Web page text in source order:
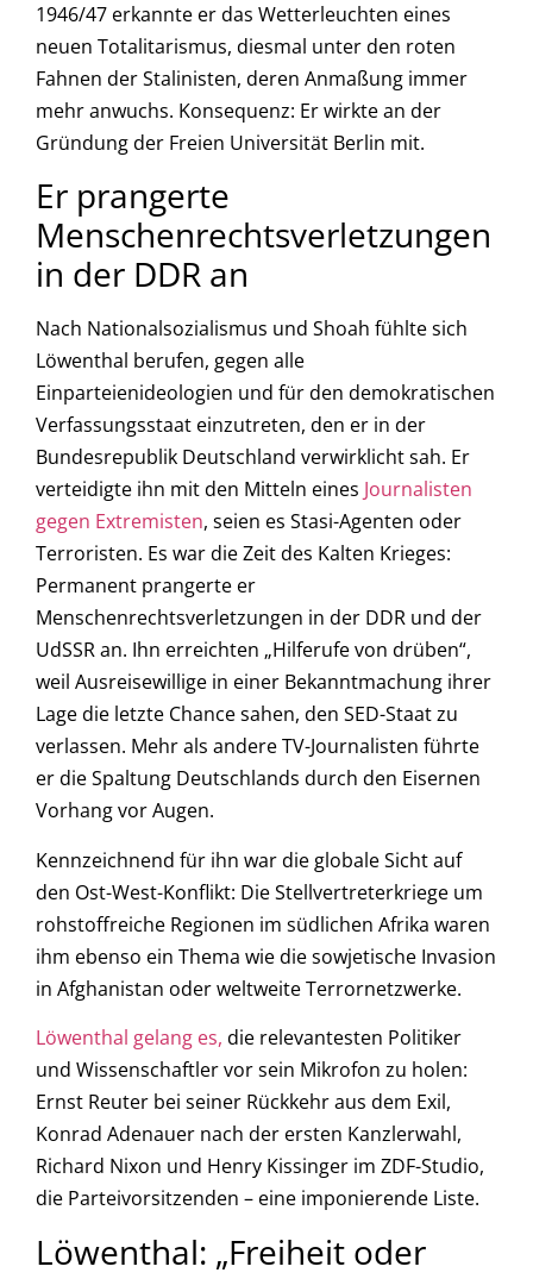
1946/47 erkannte er das Wetterleuchten eines
neuen Totalitarismus, diesmal unter den roten
Fahnen der Stalinisten, deren Anmaßung immer
mehr anwuchs. Konsequenz: Er wirkte an der
Gründung der Freien Universität Berlin mit.
Er prangerte
Menschenrechtsverletzungen
in der DDR an
Nach Nationalsozialismus und Shoah fühlte sich
Löwenthal berufen, gegen alle
Einparteienideologien und für den demokratischen
Verfassungsstaat einzutreten, den er in der
Bundesrepublik Deutschland verwirklicht sah. Er
verteidigte ihn mit den Mitteln eines Journalisten
gegen Extremisten, seien es Stasi-Agenten oder
Terroristen. Es war die Zeit des Kalten Krieges:
Permanent prangerte er
Menschenrechtsverletzungen in der DDR und der
UdSSR an. Ihn erreichten „Hilferufe von drüben“,
weil Ausreisewillige in einer Bekanntmachung ihrer
Lage die letzte Chance sahen, den SED-Staat zu
verlassen. Mehr als andere TV-Journalisten führte
er die Spaltung Deutschlands durch den Eisernen
Vorhang vor Augen.
Kennzeichnend für ihn war die globale Sicht auf
den Ost-West-Konflikt: Die Stellvertreterkriege um
rohstoffreiche Regionen im südlichen Afrika waren
ihm ebenso ein Thema wie die sowjetische Invasion
in Afghanistan oder weltweite Terrornetzwerke.
Löwenthal gelang es, die relevantesten Politiker
und Wissenschaftler vor sein Mikrofon zu holen:
Ernst Reuter bei seiner Rückkehr aus dem Exil,
Konrad Adenauer nach der ersten Kanzlerwahl,
Richard Nixon und Henry Kissinger im ZDF-Studio,
die Parteivorsitzenden – eine imponierende Liste.
Löwenthal: „Freiheit oder